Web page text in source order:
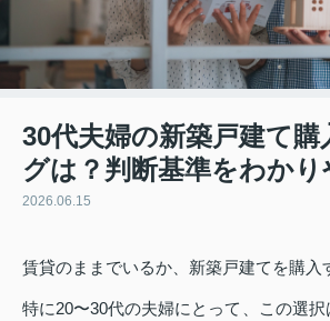
30代夫婦の新築戸建て購
グは？判断基準をわか
2026.06.15
賃貸のままでいるか、新築戸建てを購入
特に20〜30代の夫婦にとって、この選